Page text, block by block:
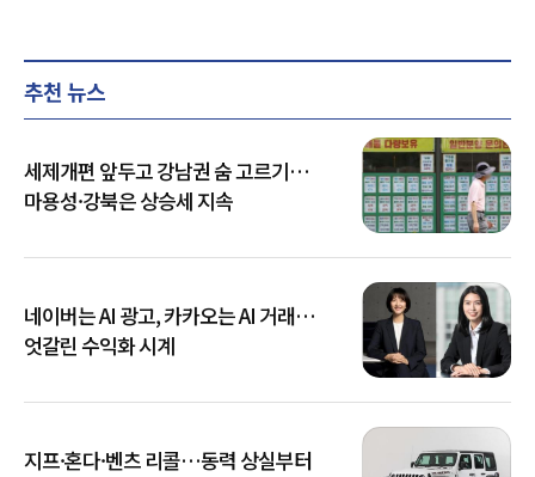
추천 뉴스
세제개편 앞두고 강남권 숨 고르기…
마용성·강북은 상승세 지속
네이버는 AI 광고, 카카오는 AI 거래…
엇갈린 수익화 시계
지프·혼다·벤츠 리콜…동력 상실부터